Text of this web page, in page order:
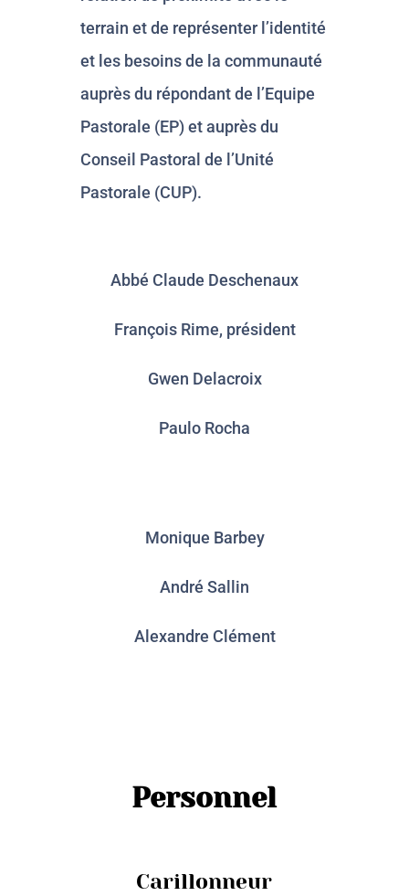
terrain et de représenter l’identité
et les besoins de la communauté
auprès du répondant de l’Equipe
Pastorale (EP) et auprès du
Conseil Pastoral de l’Unité
Pastorale (CUP).
Abbé Claude Deschenaux
François Rime, président
Gwen Delacroix
Paulo Rocha
Monique Barbey
André Sallin
Alexandre Clément
Personnel
Carillonneur